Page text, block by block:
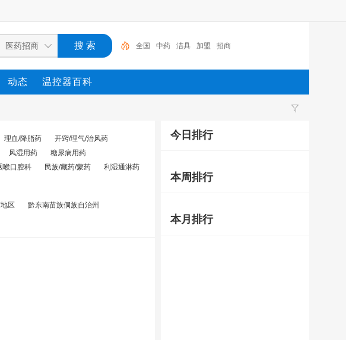
全国 中药 洁具 加盟 招商
动态 温控器百科
理血/降脂药
开窍/理气/治风药
风湿用药
糖尿病用药
喉口腔科 民族/藏药/蒙药
利湿通淋药
区
黔东南苗族侗族自治州
今日排行
本周排行
本月排行